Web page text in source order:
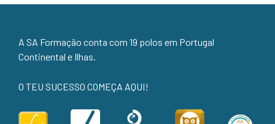
A SA Formação conta com 19 polos em Portugal
Continental e Ilhas.
O TEU SUCESSO COMEÇA AQUI!